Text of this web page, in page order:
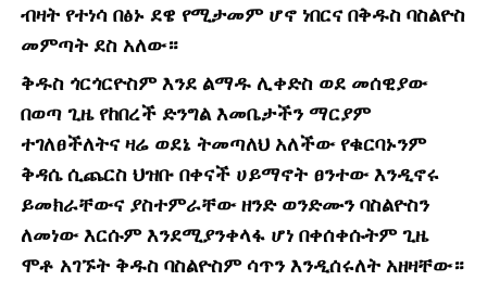
ብዛት የተነሳ በፅኑ ደዌ የሚታመም ሆኖ ነበርና በቅዱስ ባስልዮስ
መምጣት ደስ አለው።
ቅዱስ ጎርጎርዮስም እንደ ልማዱ ሊቀድስ ወደ መሰዊያው
በወጣ ጊዜ የከበረች ድንግል እመቤታችን ማርያም
ተገለፀችለትና ዛሬ ወደኔ ትመጣለህ አለችው የቁርባኑንም
ቅዳሴ ሲጨርስ ህዝቡ በቀናች ሀይማኖት ፀንተው እንዲኖሩ
ይመክራቸውና ያስተምራቸው ዘንድ ወንድሙን ባስልዮስን
ለመነው እርሱም እንደሚያንቀላፋ ሆነ በቀሰቀሱትም ጊዜ
ሞቶ አገኙት ቅዱስ ባስልዮስም ሳጥን እንዲሰሩለት አዘዛቸው።